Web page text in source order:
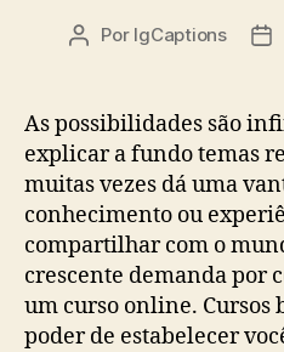
Autor
Por IgCaptions
As possibilidades são
explicar a fundo temas
muitas vezes dá uma
conhecimento ou
compartilhar com o
crescente demanda por
um curso online. Cursos
poder de estabelecer